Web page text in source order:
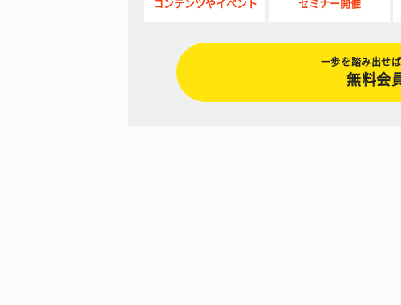
コンテンツやイベント
セミナー開催
一歩を踏み出せ
無料会